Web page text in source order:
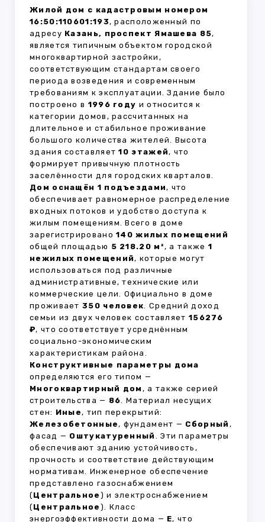
Жилой дом с кадастровым номером
16:50:110601:193, расположенный по
адресу Казань, проспект Ямашева 85,
является типичным объектом городской
многоквартирной застройки,
соответствующим стандартам своего
периода возведения и современным
требованиям к эксплуатации. Здание было
построено в 1996 году и относится к
категории домов, рассчитанных на
длительное и стабильное проживание
большого количества жителей. Высота
здания составляет10 этажей, что
формирует привычную плотность
заселённости для городских кварталов.
Дом оснащён 1 подъездами, что
обеспечивает равномерное распределение
входных потоков и удобство доступа к
жилым помещениям. Всего в доме
зарегистрировано140 жилых помещений
общей площадью 5 218.20 м², а также 1
нежилых помещений, которые могут
использоваться под различные
административные, технические или
коммерческие цели. Официально в доме
проживает 350 человек. Средний доход
семьи из двух человек составляет 156276
₽, что соответствует усреднённым
социально-экономическим
характеристикам района.
Конструктивные параметры дома
определяются его типом —
Многоквартирный дом , а также серией
строительства — 86. Материал несущих
стен: Иные, тип перекрытий:
Железобетонные, фундамент — Сборный ,
фасад — Оштукатуренный . Эти параметры
обеспечивают зданию устойчивость,
прочность и соответствие действующим
нормативам. Инженерное обеспечение
представлено газоснабжением
(Центральное ) и электроснабжением
(Центральное ). Класс
энергоэффективности дома — E, что